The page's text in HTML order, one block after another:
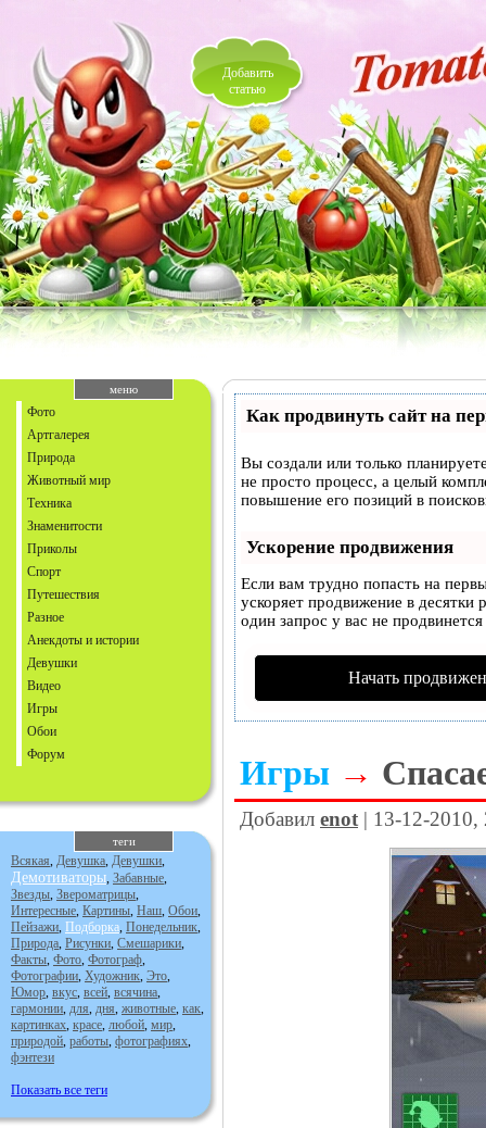
Добавить
статью
меню
Фото
Артгалерея
Природа
Животный мир
Техника
Знаменитости
Приколы
Спорт
Путешествия
Разное
Анекдоты и истории
Девушки
Видео
Игры
Обои
Форум
теги
Всякая, Девушка, Девушки,
Демотиваторы, Забавные,
Звезды, Звероматрицы,
Интересные, Картины, Наш, Обои,
Пейзажи, Подборка, Понедельник,
Природа, Рисунки, Смешарики,
Факты, Фото, Фотограф,
Фотографии, Художник, Это,
Юмор, вкус, всей, всячина,
гармонии, для, дня, животные, как,
картинках, красе, любой, мир,
природой, работы, фотографиях,
фэнтези
Показать все теги
Как продвинуть сайт на
Вы создали или только
не просто процесс, а целый
повышение его позиций в
Ускорение продвижения
Если вам трудно попасть на
ускоряет продвижение в десятки
один запрос у вас не
Начать
Игры →
Добавил enot | 13-12-